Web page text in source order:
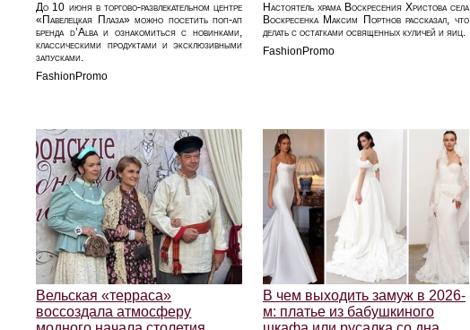
До 10 июня в торгово-развлекательном центре
«Павелецкая Плаза» можно посетить поп-ап
бренда d’Alba и ознакомиться с новинками,
классическими продуктами и эксклюзивными
запусками.
FashionPromo
Настоятель храма Воскресения Христова села
Воскресенка Максим Портнов рассказал, что
делать с остатками освященных куличей и яиц.
FashionPromo
Вельская «терраса»
воссоздала атмосферу
В чем выходить замуж в 2026-
м: платье из бабушкиного